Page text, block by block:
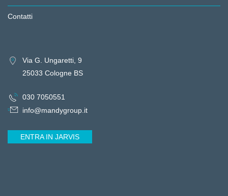
Contatti
Via G. Ungaretti, 9
25033 Cologne BS
030 7050551
info@mandygroup.it
ENTRA IN JARVIS